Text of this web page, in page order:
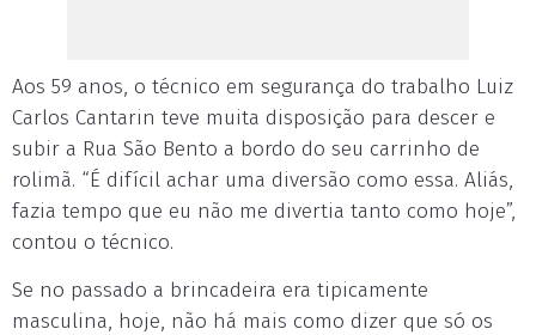
Aos 59 anos, o técnico em segurança do trabalho Luiz
Carlos Cantarin teve muita disposição para descer e
subir a Rua São Bento a bordo do seu carrinho de
rolimã. “É difícil achar uma diversão como essa. Aliás,
fazia tempo que eu não me divertia tanto como hoje”,
contou o técnico.
Se no passado a brincadeira era tipicamente
masculina, hoje, não há mais como dizer que só os